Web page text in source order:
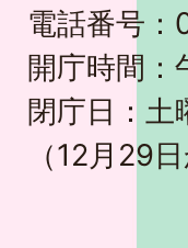
電話番号
開庁時間
閉庁日：土
（12月29